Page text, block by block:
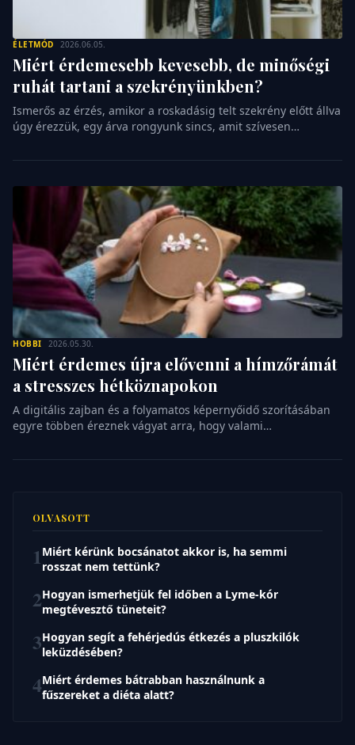
ÉLETMÓD 2026.06.05.
Miért érdemesebb kevesebb, de minőségi
ruhát tartani a szekrényünkben?
Ismerős az érzés, amikor a roskadásig telt szekrény előtt állva
úgy érezzük, egy árva rongyunk sincs, amit szívesen
amellyel nap mint nap szembesülünk a reggeli készülődés
szabadságot, hanem döntési fáradtságot és felesleges
feszültséget szül az életünkben. A kapszulagardrób
koncepciója […]
HOBBI 2026.05.30.
Miért érdemes újra elővenni a hímzőrámát
a stresszes hétköznapokon
A digitális zajban és a folyamatos képernyőidő szorításában
egyre többen éreznek vágyat arra, hogy valami
nagymamák csendes délutánjaihoz kötöttünk, az elmúlt
pörgésből. Ez a […]
OLVASOTT
1Miért kérünk bocsánatot akkor is, ha semmi
rosszat nem tettünk?
2Hogyan ismerhetjük fel időben a Lyme-kór
megtévesztő tüneteit?
3Hogyan segít a fehérjedús étkezés a pluszkilók
leküzdésében?
4Miért érdemes bátrabban használnunk a
fűszereket a diéta alatt?